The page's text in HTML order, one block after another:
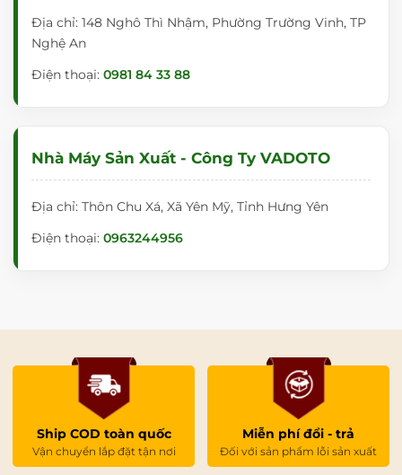
Địa chỉ: 148 Nghô Thì Nhậm, Phường Trường Vinh, TP
Nghệ An
Điện thoại: 0981 84 33 88
Nhà Máy Sản Xuất - Công Ty VADOTO
Địa chỉ: Thôn Chu Xá, Xã Yên Mỹ, Tỉnh Hưng Yên
Điện thoại: 0963244956
Ship COD toàn quốc
Vận chuyển lắp đặt tận nơi
Miễn phí đổi - trả
Đối với sản phẩm lỗi sản xuất